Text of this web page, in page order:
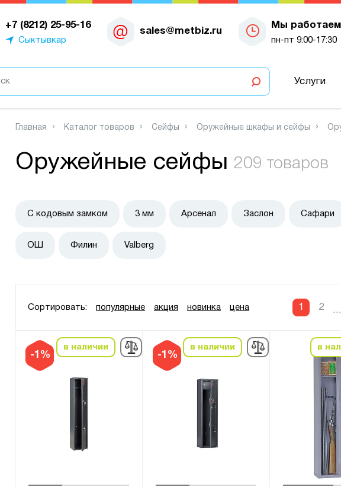
+7 (8212) 25-95-16
Сыктывкар
sales@metbiz.ru
Мы
пн-пт 9:00-17:30
Услуги
Главная Каталог товаров Сейфы Оружейные шкафы и сейфы
Оружейные сейфы 209 товаров
С кодовым замком 3 мм Арсенал Заслон Сафари
ОШ Филин Valberg
Сортировать: популярные акция новинка цена 1 2 ...
-1%
в наличии
-1%
в наличии в